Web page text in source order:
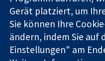
Die Cochrane Collaboration
(Nr. 1045921) und in England
mit beschränkter Haftung (Nr.
Umsatzsteuer-
Gerät platziert, um
Sie können Ihre
ändern, indem Sie auf
Einstellungen" am